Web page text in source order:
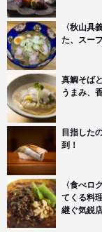
〈秋山具
た、スー
真鯛そば
うまみ、
目指した
到！
〈食べロ
てくる料
継ぐ気鋭